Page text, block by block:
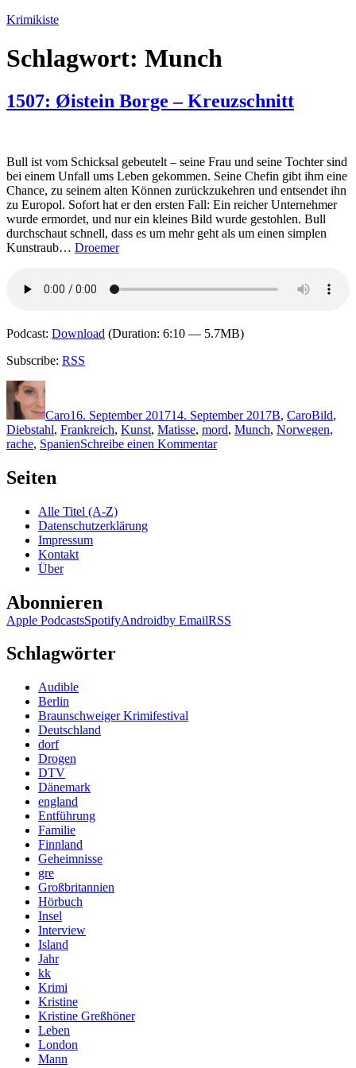
Zum
springen
Krimikiste
Schlagwort: Munch
1507: Øistein Borge – Kreuzschnitt
Bull ist vom Schicksal gebeutelt – seine Frau und seine Tochter sind
bei einem Unfall ums Leben gekommen. Seine Chefin gibt ihm eine
Chance, zu seinem alten Können zurückzukehren und entsendet ihn
zu Europol. Sofort hat er den ersten Fall: Ein reicher Unternehmer
wurde ermordet, und nur ein kleines Bild wurde gestohlen. Bull
durchschaut schnell, dass es um mehr geht als um einen simplen
Kunstraub… Droemer
Podcast: Download (Duration: 6:10 — 5.7MB)
Subscribe: RSS
Autor
Caro16. September 201714. September 2017B, CaroBild,
Diebstahl, Frankreich, Kunst, Matisse, mord, Munch, Norwegen,
rache, SpanienSchreibe einen Kommentarzu
Seiten
Alle Titel (A-Z)
Datenschutzerklärung
Impressum
Kontakt
Über
Abonnieren
Apple PodcastsSpotifyAndroidby EmailRSS
Schlagwörter
Audible
Berlin
Braunschweiger Krimifestival
Deutschland
dorf
Drogen
DTV
Dänemark
england
Entführung
Familie
Finnland
Geheimnisse
gre
Großbritannien
Hörbuch
Insel
Interview
Island
Jahr
kk
Krimi
Kristine
Kristine Greßhöner
Leben
London
Mann